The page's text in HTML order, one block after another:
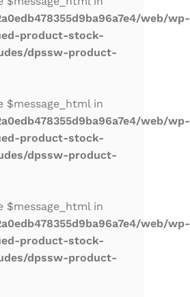
web/wp-
product-stock-
dpssw-product-
$message_html in
web/wp-
product-stock-
dpssw-product-
$message_html in
web/wp-
product-stock-
dpssw-product-